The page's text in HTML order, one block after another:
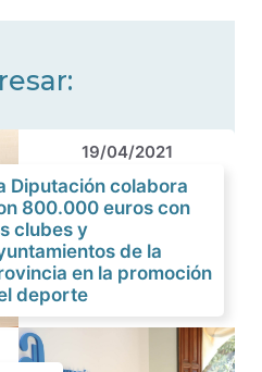
19/04/2021
Diputación colabora
800.000 euros con
clubes y
de la
en la promoción
deporte